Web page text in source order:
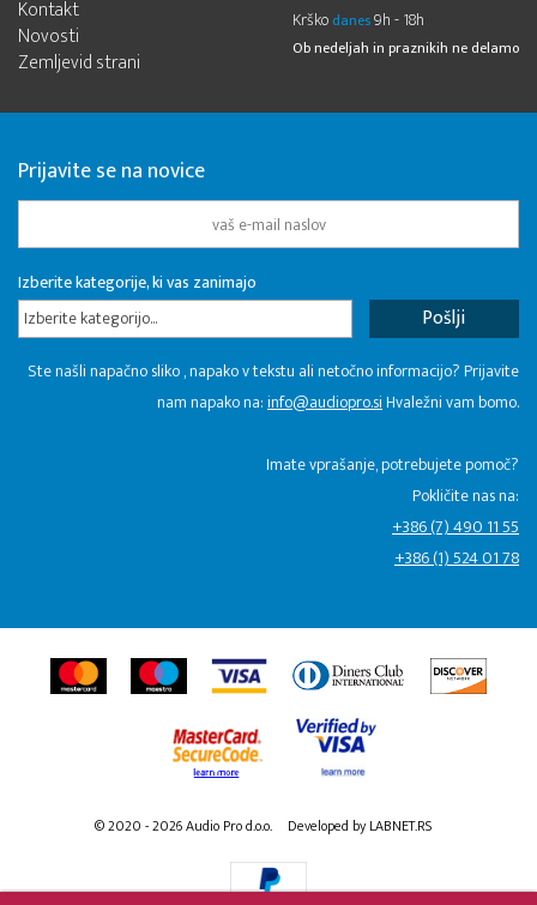
Kontakt
Novosti
Zemljevid strani
Krško danes9h - 18h
Ob nedeljah in praznikih ne delamo
Prijavite se na novice
Izberite kategorije, ki vas zanimajo
Izberite kategorijo...
Ste našli napačno sliko , napako v tekstu ali netočno informacijo? Prijavite
nam napako na:info@audiopro.siHvaležni vam bomo.
Imate vprašanje, potrebujete pomoč?
Pokličite nas na:
+386 (7) 490 11 55
+386 (1) 524 01 78
© 2020 - 2026 Audio Pro d.o.o. Developed by LABNET.RS